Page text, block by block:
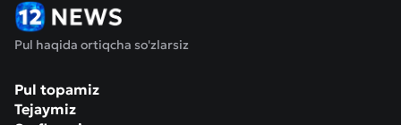
Pul haqida ortiqcha so'zlarsiz
Pul topamiz
Tejaymiz